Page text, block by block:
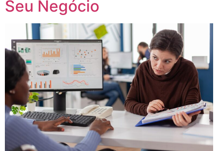
Seu Negócio